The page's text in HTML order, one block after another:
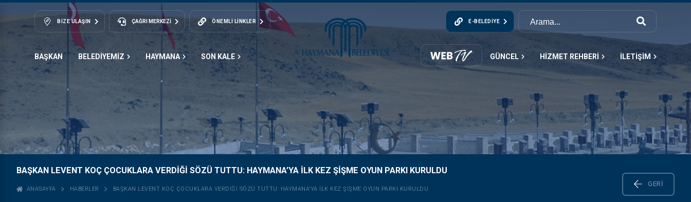
BIZE ULAŞIN ÇAĞRI MERKEZİ ÖNEMLI LINKLER E-BELEDIYE
BAŞKAN BELEDİYEMİZ HAYMANA SON KALE GÜNCEL HİZMET REHBERİ İLETİŞİM
BAŞKAN LEVENT KOÇ ÇOCUKLARA VERDIĞI SÖZÜ TUTTU: HAYMANA’YA İLK KEZ ŞIŞME OYUN PARKI KURULDU
ANASAYFA HABERLER BAŞKAN LEVENT KOÇ ÇOCUKLARA VERDIĞI SÖZÜ TUTTU: HAYMANA’YA İLK KEZ ŞIŞME OYUN PARKI KURULDU
GERI